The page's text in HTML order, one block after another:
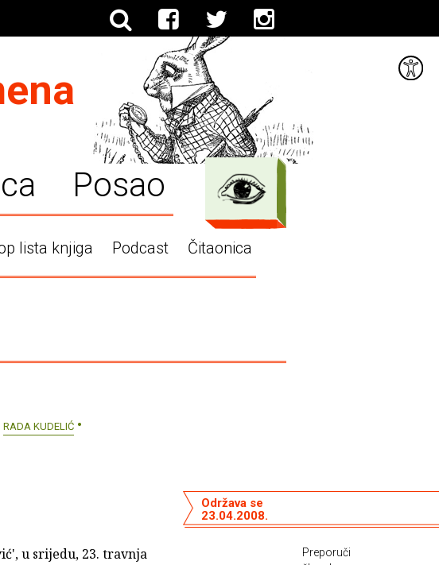
Posao
lista knjiga Podcast Čitaonica
RADA KUDELIĆ
Održava se
23.04.2008.
u srijedu, 23. travnja
Preporuči